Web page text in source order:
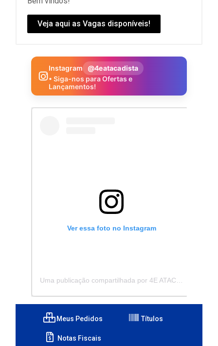
Veja aqui as Vagas disponíveis!
Instagram
@4eatacadista
• Siga-nos para Ofertas e
Lançamentos!
Ver essa foto no Instagram
Meus Pedidos Títulos
Notas Fiscais